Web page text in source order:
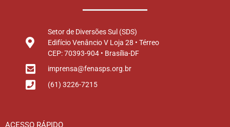
Setor de Diversões Sul (SDS)
Edifício Venâncio V Loja 28 • Térreo
CEP: 70393-904 • Brasília-DF
imprensa@fenasps.org.br
(61) 3226-7215
ACESSO RÁPIDO